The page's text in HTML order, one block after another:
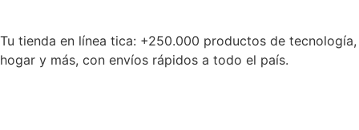
Tu tienda en línea tica: +250.000 productos de tecnología,
hogar y más, con envíos rápidos a todo el país.